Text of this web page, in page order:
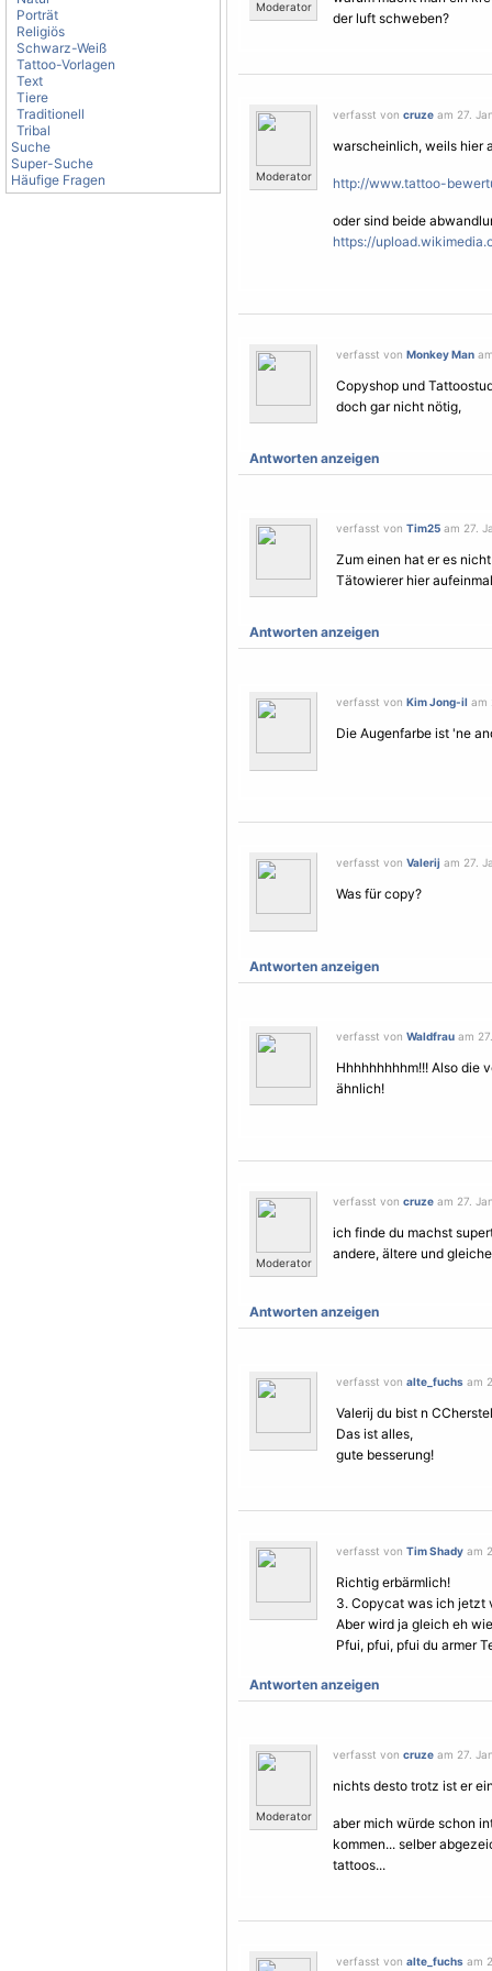
Porträt
Religiös
Schwarz-Weiß
Tattoo-Vorlagen
Text
Tiere
Traditionell
Tribal
Suche
Super-Suche
Häufige Fragen
Moderator
der luft schweben?
Moderator
verfasst von cruze am 27.
warscheinlich, weils hier
http://www.tattoo-
oder sind beide
https://
verfasst von Monkey Man
Copyshop und
doch gar nicht nötig,
Antworten anzeigen
verfasst von Tim25 am 27.
Zum einen hat er es
Tätowierer hier
Antworten anzeigen
verfasst von Kim Jong-il am
Die Augenfarbe ist 'ne
verfasst von Valerij am 27.
Was für copy?
Antworten anzeigen
verfasst von Waldfrau am
Hhhhhhhhhm!!! Also die
ähnlich!
Moderator
verfasst von cruze am 27.
ich finde du machst
andere, ältere und
Antworten anzeigen
verfasst von alte_fuchs am
Valerij du bist n
Das ist alles,
gute besserung!
verfasst von Tim Shady am
Richtig erbärmlich!
3. Copycat was ich jetzt
Aber wird ja gleich eh
Pfui, pfui, pfui du armer
Antworten anzeigen
Moderator
verfasst von cruze am 27.
nichts desto trotz ist er
aber mich würde schon
kommen... selber
tattoos...
verfasst von alte_fuchs am